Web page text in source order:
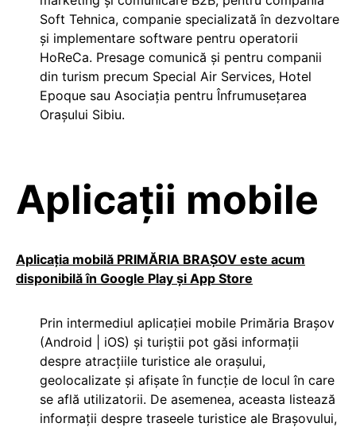
Soft Tehnica, companie specializată în dezvoltare
și implementare software pentru operatorii
HoReCa. Presage comunică și pentru companii
din turism precum Special Air Services, Hotel
Epoque sau Asociația pentru Înfrumusețarea
Orașului Sibiu.
Aplicații mobile
Aplicația mobilă PRIMĂRIA BRAȘOV este acum
disponibilă în Google Play și App Store
Prin intermediul aplicației mobile Primăria Brașov
(Android | iOS) și turiștii pot găsi informații
despre atracțiile turistice ale orașului,
geolocalizate și afișate în funcție de locul în care
se află utilizatorii. De asemenea, aceasta listează
informații despre traseele turistice ale Brașovului,